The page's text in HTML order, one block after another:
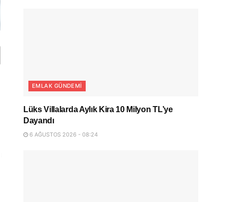
EMLAK GÜNDEMI
Lüks Villalarda Aylık Kira 10 Milyon TL’ye
Dayandı
6 AĞUSTOS 2026 - 08:24